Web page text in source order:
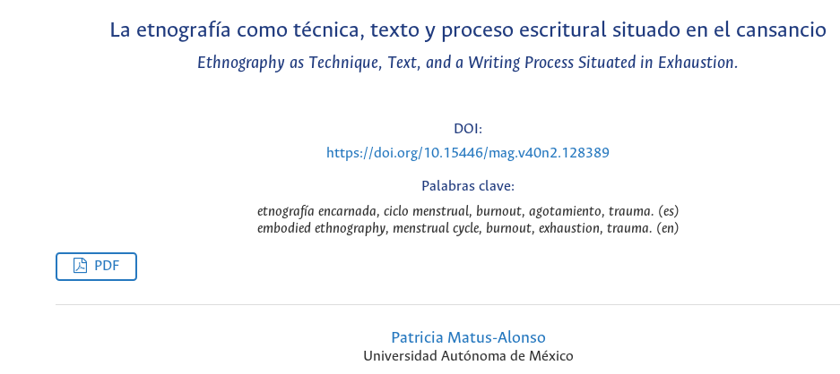
La etnografía como técnica, texto y proceso escritural situado en el cansancio
Ethnography as Technique, Text, and a Writing Process Situated in Exhaustion.
DOI:
https://doi.org/10.15446/mag.v40n2.128389
Palabras clave:
etnografía encarnada, ciclo menstrual, burnout, agotamiento, trauma. (es)
embodied ethnography, menstrual cycle, burnout, exhaustion, trauma. (en)
PDF
Patricia Matus-Alonso
Universidad Autónoma de México